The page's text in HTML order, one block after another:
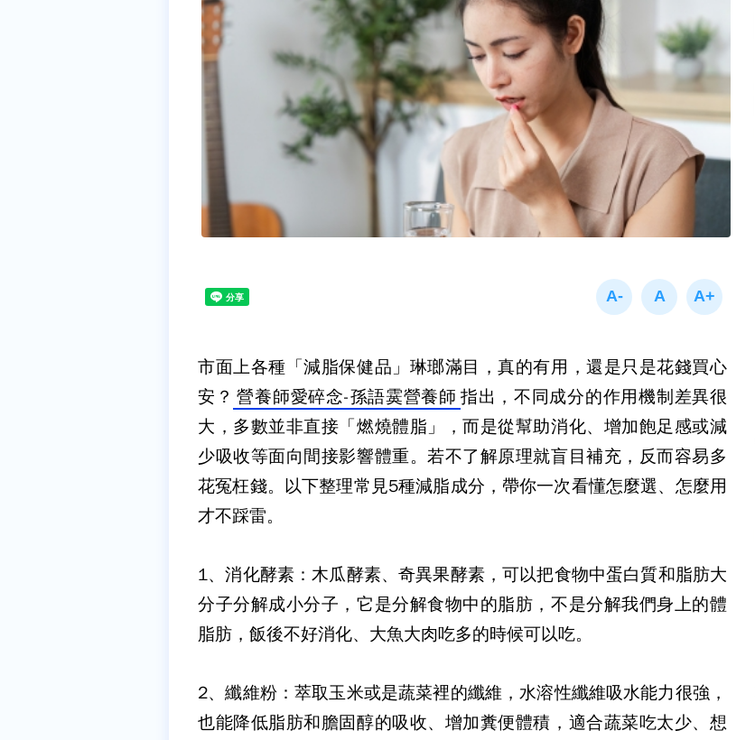
市面上各種「減脂保健品」琳瑯滿目，真的有用，還是只是花錢買心
安？ 營養師愛碎念-孫語霙營養師 指出，不同成分的作用機制差異很
大，多數並非直接「燃燒體脂」，而是從幫助消化、增加飽足感或減
少吸收等面向間接影響體重。若不了解原理就盲目補充，反而容易多
花冤枉錢。以下整理常見5種減脂成分，帶你一次看懂怎麼選、怎麼用
才不踩雷。
1、消化酵素：木瓜酵素、奇異果酵素，可以把食物中蛋白質和脂肪大
分子分解成小分子，它是分解食物中的脂肪，不是分解我們身上的體
脂肪，飯後不好消化、大魚大肉吃多的時候可以吃。
2、纖維粉： 萃取玉米或是蔬菜裡的纖維，水溶性纖維吸水能力很強，
也能降低脂肪和膽固醇的吸收、增加糞便體積，適合蔬菜吃太少、想